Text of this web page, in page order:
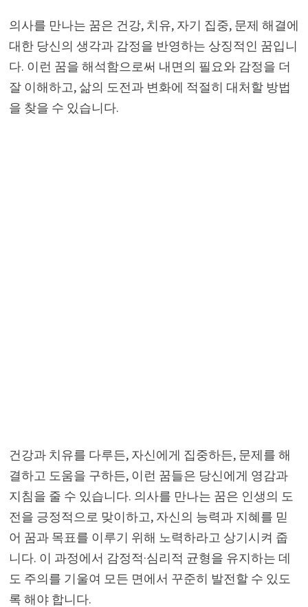
의사를 만나는 꿈은 건강, 치유, 자기 집중, 문제 해결에
대한 당신의 생각과 감정을 반영하는 상징적인 꿈입니
다. 이런 꿈을 해석함으로써 내면의 필요와 감정을 더
잘 이해하고, 삶의 도전과 변화에 적절히 대처할 방법
을 찾을 수 있습니다.
건강과 치유를 다루든, 자신에게 집중하든, 문제를 해
결하고 도움을 구하든, 이런 꿈들은 당신에게 영감과
지침을 줄 수 있습니다. 의사를 만나는 꿈은 인생의 도
전을 긍정적으로 맞이하고, 자신의 능력과 지혜를 믿
어 꿈과 목표를 이루기 위해 노력하라고 상기시켜 줍
니다. 이 과정에서 감정적·심리적 균형을 유지하는 데
도 주의를 기울여 모든 면에서 꾸준히 발전할 수 있도
록 해야 합니다.